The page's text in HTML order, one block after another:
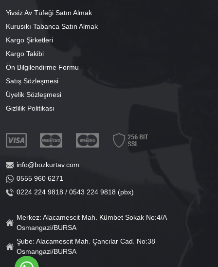
Yivsiz Av Tüfeği Satın Almak
Kurusıkı Tabanca Satın Almak
Kargo Şirketleri
Kargo Takibi
Ön Bilgilendirme Formu
Satış Sözleşmesi
Üyelik Sözleşmesi
Gizlilik Politikası
info@bozkurtav.com
0555 960 6271
0224 224 9818 / 0543 224 9818 (pbx)
Merkez: Alacamescit Mah. Kümbet Sokak No:4/A
Osmangazi/BURSA
Şube: Alacamescit Mah. Çancılar Cad. No:38
Osmangazi/BURSA